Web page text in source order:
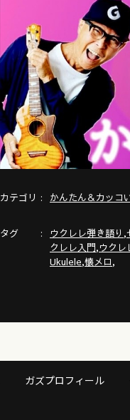
カテゴリ かんたん＆カッコ
タグ ウクレレ弾き語り ,
クレレ入門,ウクレ
Ukulele,懐メロ,
ガズプロフィール